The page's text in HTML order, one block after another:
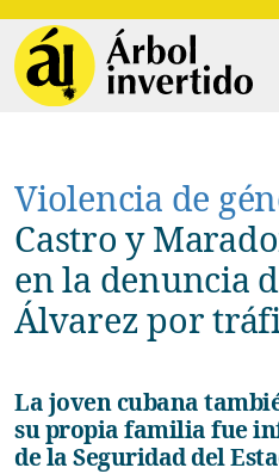
Violencia de
Castro y
en la denuncia
Álvarez por
La joven cubana también ha denunciado que
su propia familia fue
de la Seguridad del